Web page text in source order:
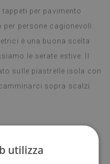
per pavimento
persone cagionevoli.
è una buona scelta
le serate estive. Il
sulle piastrelle isola con
sopra scalzi
utilizza